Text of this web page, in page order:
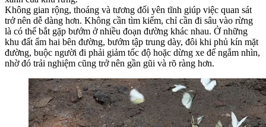
Không gian rộng, thoáng và tương đối yên tĩnh giúp việc quan sát
trở nên dễ dàng hơn. Không cần tìm kiếm, chỉ cần đi sâu vào rừng
là có thể bắt gặp bướm ở nhiều đoạn đường khác nhau. Ở những
khu đất ẩm hai bên đường, bướm tập trung dày, đôi khi phủ kín mặt
đường, buộc người đi phải giảm tốc độ hoặc dừng xe để ngắm nhìn,
nhờ đó trải nghiệm cũng trở nên gần gũi và rõ ràng hơn.